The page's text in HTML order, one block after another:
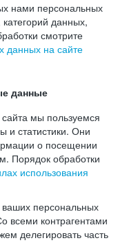
нами персональных
данных,
смотрите
данных на сайте
данные
мы пользуемся
и статистики. Они
о посещении
Порядок обработки
использования
персональных
всеми контрагентами
делегировать часть